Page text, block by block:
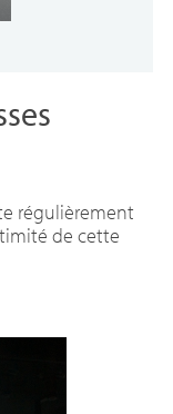
régulièrement
de cette